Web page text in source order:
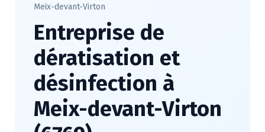
Meix-devant-Virton
Entreprise de
dératisation et
désinfection à
Meix-devant-Virton